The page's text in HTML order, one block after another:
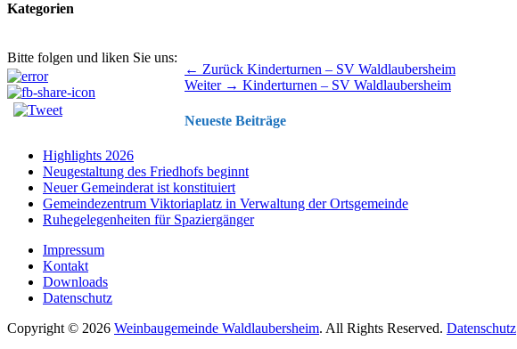
Kategorien
Bitte folgen und liken Sie uns:
Beitragsnavigation ← Zurück Vorhergehender
Beitrag:
Kinderturnen – SV Waldlaubersheim
Weiter → Nächster
Kinderturnen – SV Waldlaubersheim
Neueste Beiträge
Highlights 2026
Neugestaltung des Friedhofs beginnt
Neuer Gemeinderat ist konstituiert
Gemeindezentrum Viktoriaplatz in Verwaltung der Ortsgemeinde
Ruhegelegenheiten für Spaziergänger
Impressum
Kontakt
Downloads
Datenschutz
Copyright © 2026 Weinbaugemeinde Waldlaubersheim. All Rights Reserved. Datenschutz